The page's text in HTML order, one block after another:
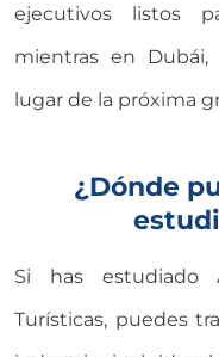
ejecutivos listos
mientras en Dubái,
lugar de la próxima
¿Dónde
Si has estudiado
Turísticas, puedes